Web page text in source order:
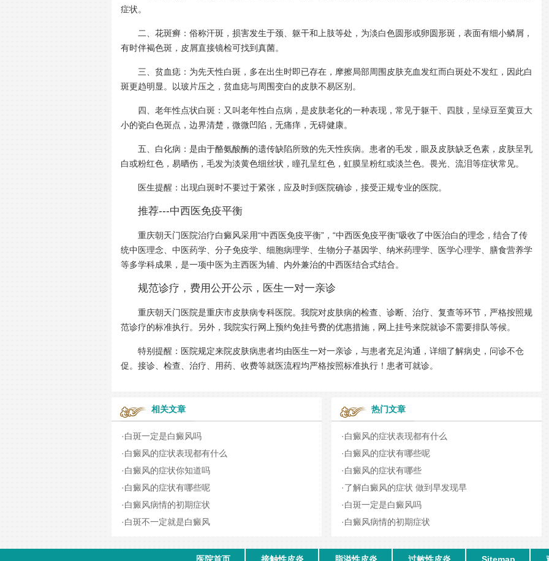
症状。
二、花斑癣：俗称汗斑，损害发生于颈、躯干和上肢等处，为淡白色圆形或卵圆形斑，表面有细小鳞屑，
有时伴褐色斑，皮屑直接镜检可找到真菌。
三、贫血痣：为先天性白斑，多在出生时即已存在，摩擦局部周围皮肤充血发红而白斑处不发红，因此白
斑更趋明显。以玻片压之，贫血痣与周围变白的皮肤不易区别。
四、老年性点状白斑：又叫老年性白点病，是皮肤老化的一种表现，常见于躯干、四肢，呈绿豆至黄豆大
小的瓷白色斑点，边界清楚，微微凹陷，无痛痒，无碍健康。
五、白化病：是由于酪氨酸酶的遗传缺陷所致的先天性疾病。患者的毛发，眼及皮肤缺乏色素，皮肤呈乳
白或粉红色，易晒伤，毛发为淡黄色细丝状，瞳孔呈红色，虹膜呈粉红或淡兰色。畏光、流泪等症状常见。
医生提醒： 出现白斑时不要过于紧张，应及时到医院确诊，接受正规专业的医院。
推荐---中西医免疫平衡
重庆朝天门医院治疗白癜风采用“中西医免疫平衡”，“中西医免疫平衡”吸收了中医治白的理念，结合了传
统中医理念、中医药学、分子免疫学、细胞病理学、生物分子基因学、纳米药理学、医学心理学、膳食营养学
等多学科成果，是一项中医为主西医为辅、内外兼治的中西医结合式结合。
规范诊疗，费用公开公示，医生一对一亲诊
重庆朝天门医院是重庆市皮肤病专科医院。我院对皮肤病的检查、诊断、治疗、复查等环节，严格按照规
范诊疗的标准执行。另外，我院实行网上预约免挂号费的优惠措施，网上挂号来院就诊不需要排队等候。
特别提醒： 医院规定来院皮肤病患者均由医生一对一亲诊，与患者充足沟通，详细了解病史，问诊不仓
促。接诊、检查、治疗、用药、收费等就医流程均严格按照标准执行！患者可就诊。
相关文章
·白斑一定是白癜风吗
·白癜风的症状表现都有什么
·白癜风的症状你知道吗
·白癜风的症状有哪些呢
·白癜风病情的初期症状
·白斑不一定就是白癜风
热门文章
·白癜风的症状表现都有什么
·白癜风的症状有哪些呢
·白癜风的症状有哪些
·了解白癜风的症状 做到早发现早
·白斑一定是白癜风吗
·白癜风病情的初期症状
医院首页 接触性皮炎 脂溢性皮炎 过敏性皮炎 Sitemap